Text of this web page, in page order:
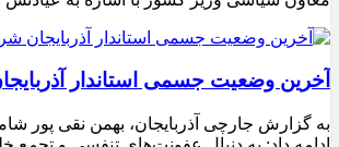
آخرین وضعیت جسمی استاندار
به گزارش جارچی آذربایجان، بهمن نقی پور